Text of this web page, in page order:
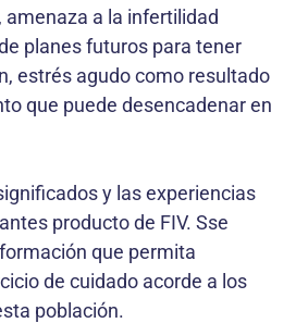
a la infertilidad
planes futuros para tener
estrés agudo como resultado
que puede desencadenar en
y las experiencias
producto de FIV. Sse
que permita
de cuidado acorde a los
población.